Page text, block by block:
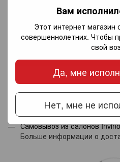
Вам
Этот интернет
совершеннолетних. Чтобы
свой
Да, мне
Нет, мне не
Добавьте
Доставка
Новой почтой по Украине
Самовывоз из салонов
Больше информации о